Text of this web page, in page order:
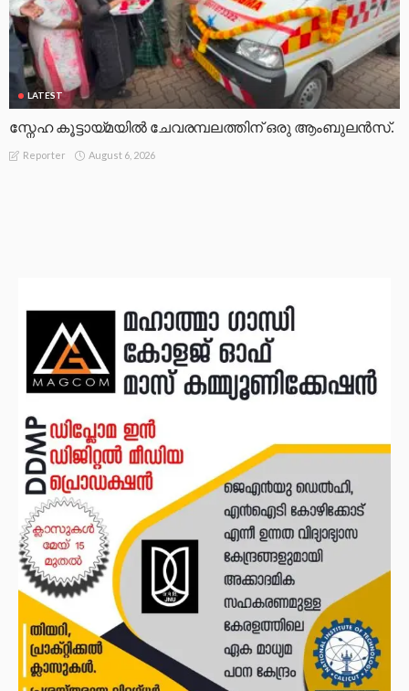
LATEST
സ്നേഹ കൂട്ടായ്മയിൽ ചേവരമ്പലത്തിന് ഒരു ആംബുലൻസ്.
Reporter August 6, 2026